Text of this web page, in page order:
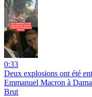
0:33
Deux explosions ont été
Emmanuel Macron à
Brut